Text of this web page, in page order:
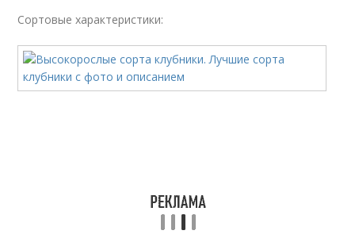
Сортовые характеристики: